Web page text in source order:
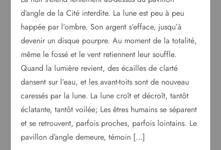
d’angle de la Cité interdite. La lune est peu à peu
happée par l’ombre. Son argent s’efface, jusqu’à
devenir un disque pourpre. Au moment de la totalité,
même le fossé et le vent retiennent leur souffle.
Quand la lumière revient, des écailles de clarté
dansent sur l’eau, et les avant-toits sont de nouveau
caressés par la lune. La lune croît et décroît, tantôt
éclatante, tantôt voilée; Les êtres humains se séparent
et se retrouvent, parfois proches, parfois lointains. Le
pavillon d’angle demeure, témoin […]